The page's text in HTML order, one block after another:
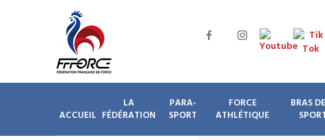
ACCUEIL
LA
FÉDÉRATION
PARA-
SPORT
FORCE
ATHLÉTIQUE
BRAS